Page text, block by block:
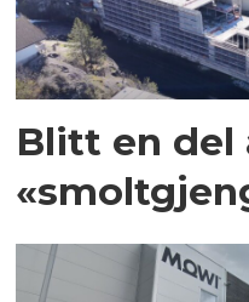
Blitt en del